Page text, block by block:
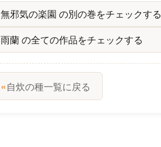
無邪気の楽園 の別の巻をチェックする
雨蘭 の全ての作品をチェックする
«自炊の種一覧に戻る